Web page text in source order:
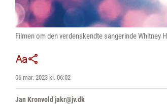
Filmen om den verdenskendte sangerinde Whitney
06 mar. 2023 kl. 06:02
Jan Kronvold jakr@jv.dk